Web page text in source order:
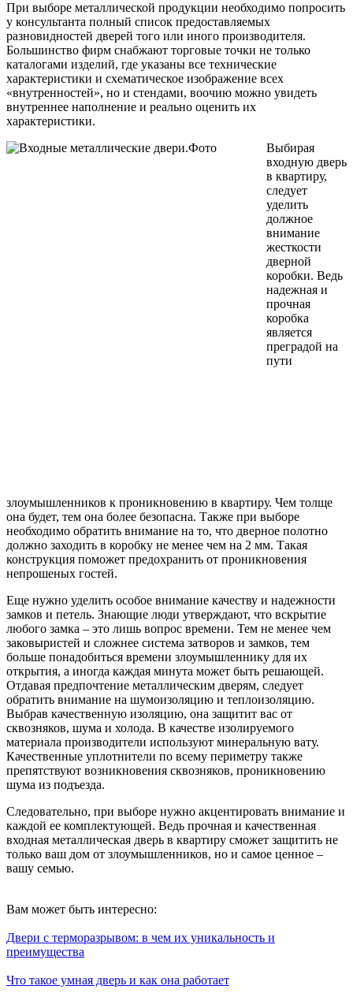
При выборе металлической продукции необходимо попросить
у консультанта полный список предоставляемых
разновидностей дверей того или иного производителя.
Большинство фирм снабжают торговые точки не только
каталогами изделий, где указаны все технические
характеристики и схематическое изображение всех
«внутренностей», но и стендами, воочию можно увидеть
внутреннее наполнение и реально оценить их
характеристики.
Выбирая
входную дверь
в квартиру,
следует
уделить
должное
внимание
жесткости
дверной
коробки. Ведь
надежная и
прочная
коробка
является
преградой на
пути
злоумышленников к проникновению в квартиру. Чем толще
она будет, тем она более безопасна. Также при выборе
необходимо обратить внимание на то, что дверное полотно
должно заходить в коробку не менее чем на 2 мм. Такая
конструкция поможет предохранить от проникновения
непрошеных гостей.
Еще нужно уделить особое внимание качеству и надежности
замков и петель. Знающие люди утверждают, что вскрытие
любого замка – это лишь вопрос времени. Тем не менее чем
заковыристей и сложнее система затворов и замков, тем
больше понадобиться времени злоумышленнику для их
открытия, а иногда каждая минута может быть решающей.
Отдавая предпочтение металлическим дверям, следует
обратить внимание на шумоизоляцию и теплоизоляцию.
Выбрав качественную изоляцию, она защитит вас от
сквозняков, шума и холода. В качестве изолируемого
материала производители используют минеральную вату.
Качественные уплотнители по всему периметру также
препятствуют возникновения сквозняков, проникновению
шума из подъезда.
Следовательно, при выборе нужно акцентировать внимание и
каждой ее комплектующей. Ведь прочная и качественная
входная металлическая дверь в квартиру сможет защитить не
только ваш дом от злоумышленников, но и самое ценное –
вашу семью.
Вам может быть интересно:
Двери с терморазрывом: в чем их уникальность и
преимущества
Что такое умная дверь и как она работает